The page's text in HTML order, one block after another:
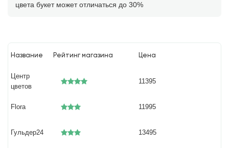
цвета букет может отличаться до 30%
Название Рейтинг магазина Цена
Центр
цветов
11395
Flora 11995
Гульдер24 13495